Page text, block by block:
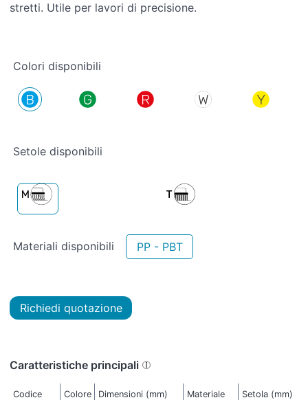
stretti. Utile per lavori di precisione.
Colori disponibili
Setole disponibili
Materiali disponibili PP - PBT
Richiedi quotazione
Caratteristiche principali
Codice Colore Dimensioni (mm) Materiale Setola (mm)